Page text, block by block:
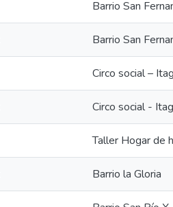
Barrio San
Barrio San
Circo social –
Circo social -
Taller Hogar de
Barrio la Gloria